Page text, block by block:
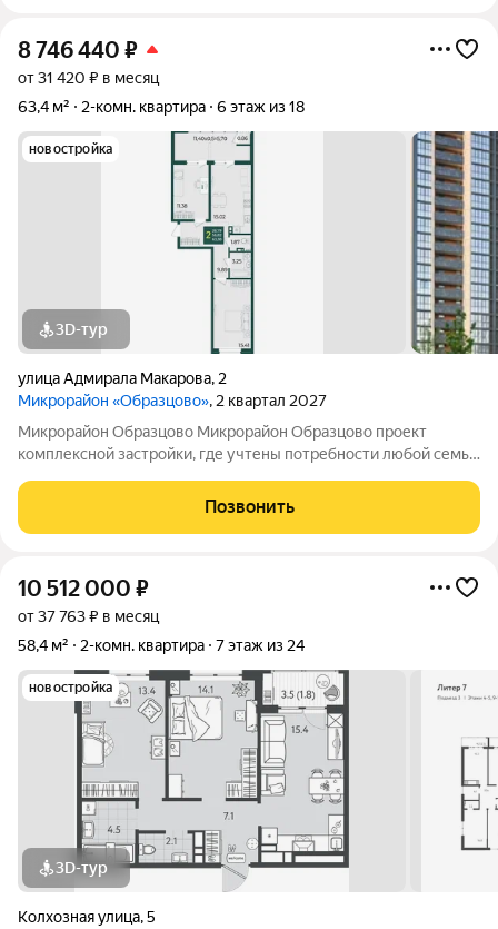
8 746 440 ₽
от 31 420 ₽ в месяц
63,4 м²
2-комн. квартира 6 этаж из 18
новостройка
3D-тур
улица Адмирала Макарова, 2
Микрорайон «Образцово», 2 квартал 2027
Микрорайон Образцово Микрорайон Образцово проект
комплексной застройки, где учтены потребности любой семьи
в активно развивающемся районе Прикубанского округа г.
Краснодара, в периметре улиц:
Позвонить
10 512 000 ₽
от 37 763 ₽ в месяц
58,4 м²
2-комн. квартира 7 этаж из 24
новостройка
3D-тур
Колхозная улица,5